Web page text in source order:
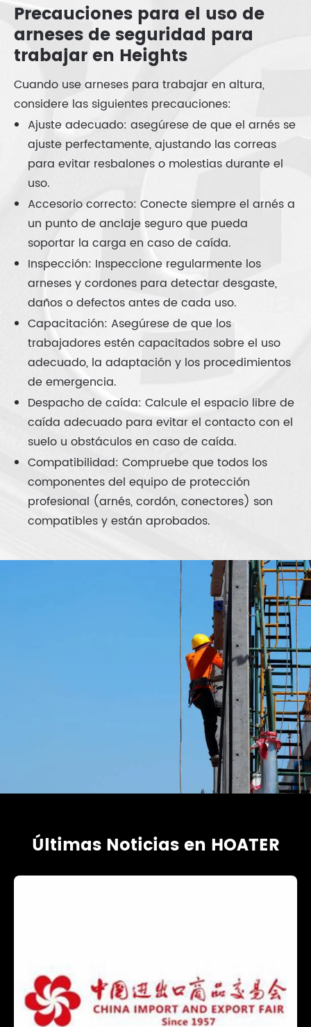
Precauciones para el uso de
arneses de seguridad para
trabajar en Heights
Cuando use arneses para trabajar en altura,
considere las siguientes precauciones:
Ajuste adecuado: asegúrese de que el arnés se
ajuste perfectamente, ajustando las correas
para evitar resbalones o molestias durante el
uso.
Accesorio correcto: Conecte siempre el arnés a
un punto de anclaje seguro que pueda
soportar la carga en caso de caída.
Inspección: Inspeccione regularmente los
arneses y cordones para detectar desgaste,
daños o defectos antes de cada uso.
Capacitación: Asegúrese de que los
trabajadores estén capacitados sobre el uso
adecuado, la adaptación y los procedimientos
de emergencia.
Despacho de caída: Calcule el espacio libre de
caída adecuado para evitar el contacto con el
suelo u obstáculos en caso de caída.
Compatibilidad: Compruebe que todos los
componentes del equipo de protección
profesional (arnés, cordón, conectores) son
compatibles y están aprobados.
Últimas Noticias en HOATER